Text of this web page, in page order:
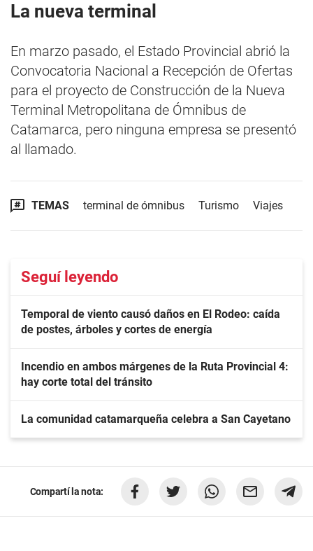
La nueva terminal
En marzo pasado, el Estado Provincial abrió la
Convocatoria Nacional a Recepción de Ofertas
para el proyecto de Construcción de la Nueva
Terminal Metropolitana de Ómnibus de
Catamarca, pero ninguna empresa se presentó
al llamado.
TEMAS terminal de ómnibus Turismo Viajes
Seguí leyendo
Temporal de viento causó daños en El Rodeo: caída
de postes, árboles y cortes de energía
Incendio en ambos márgenes de la Ruta Provincial 4:
hay corte total del tránsito
La comunidad catamarqueña celebra a San Cayetano
Compartí la nota: